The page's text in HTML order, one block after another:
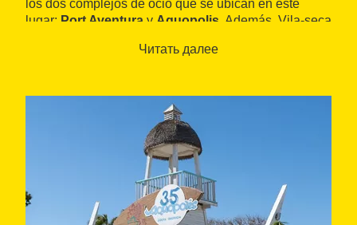
los dos complejos de ocio que se ubican en este
lugar: Port Aventura y Aquopolis . Además, Vila-seca
, que ofrece un amplio abanico de
necesarios para recibir a las familias.
Читать далее